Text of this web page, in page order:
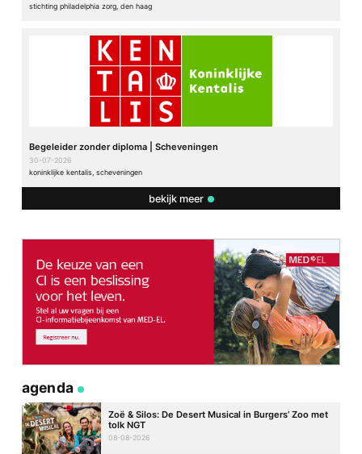
stichting philadelphia zorg, den haag
Begeleider zonder diploma | Scheveningen
30-07-2026
koninklijke kentalis, scheveningen
bekijk meer
agenda
Zoë & Silos: De Desert Musical in Burgers’ Zoo met
tolk NGT
08-08-2026